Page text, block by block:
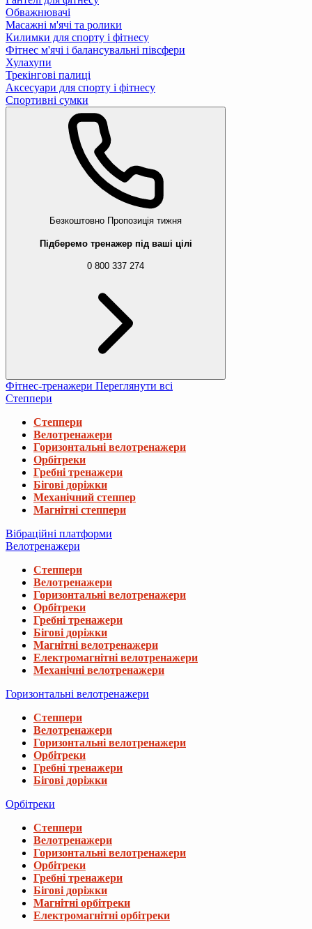
Обважнювачі
Масажні м'ячі та ролики
Килимки для спорту і фітнесу
Фітнес м'ячі і балансувальні півсфери
Хулахупи
Трекінгові палиці
Аксесуари для спорту і фітнесу
Спортивні сумки
Безкоштовно Пропозиція тижня
Підберемо тренажер під ваші цілі
0 800 337 274
Фітнес-тренажери Переглянути всі
Степпери
Степпери
Велотренажери
Горизонтальні велотренажери
Орбітреки
Гребні тренажери
Бігові доріжки
Механічний степпер
Магнітні степпери
Вібраційні платформи
Велотренажери
Степпери
Велотренажери
Горизонтальні велотренажери
Орбітреки
Гребні тренажери
Бігові доріжки
Магнітні велотренажери
Електромагнітні велотренажери
Механічні велотренажери
Горизонтальні велотренажери
Степпери
Велотренажери
Горизонтальні велотренажери
Орбітреки
Гребні тренажери
Бігові доріжки
Орбітреки
Степпери
Велотренажери
Горизонтальні велотренажери
Орбітреки
Гребні тренажери
Бігові доріжки
Магнітні орбітреки
Електромагнітні орбітреки